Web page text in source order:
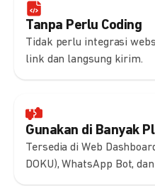
Tanpa Perlu Coding
Tidak perlu integrasi
link dan langsung kirim.
Gunakan di Banyak
Tersedia di Web
DOKU), WhatsApp Bot,